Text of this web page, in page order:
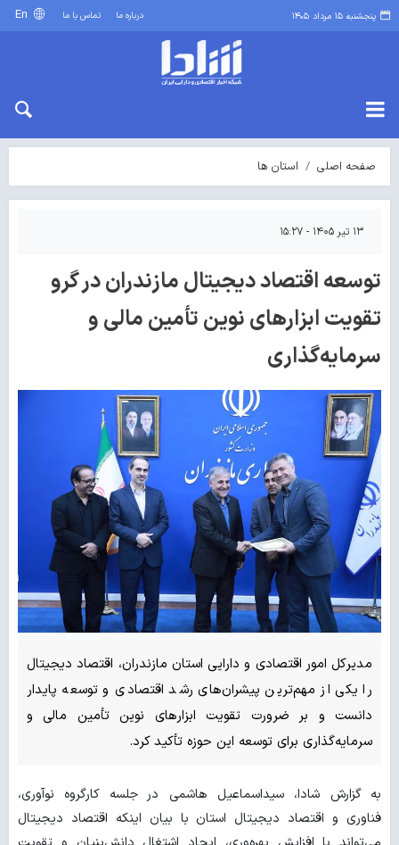
پنجشنبه ۱۵ مرداد ۱۴۰۵ درباره ما تماس با ما
صفحه اصلی استان ها
۱۳ تیر ۱۴۰۵ - ۱۵:۲۷
توسعه اقتصاد دیجیتال مازندران در گرو
تقویت ابزارهای نوین تأمین مالی و
سرمایه‌گذاری
مدیرکل امور اقتصادی و دارایی استان مازندران، اقتصاد دیجیتال
را یکی از مهم‌ترین پیشران‌های رشد اقتصادی و توسعه پایدار
دانست و بر ضرورت تقویت ابزارهای نوین تأمین مالی و
سرمایه‌گذاری برای توسعه این حوزه تأکید کرد.
به گزارش شادا، سیداسماعیل هاشمی در جلسه کارگروه نوآوری،
فناوری و اقتصاد دیجیتال استان با بیان اینکه اقتصاد دیجیتال